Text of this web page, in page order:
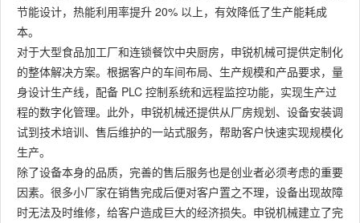
节能设计，热能利用率提升 20% 以上，有效降低了生产能耗成
本。
对于大型食品加工厂和连锁餐饮中央厨房，申锐机械可提供定制化
的整体解决方案。根据客户的车间布局、生产规模和产品要求，量
身设计生产线，配备 PLC 控制系统和远程监控功能，实现生产过
程的数字化管理。此外，申锐机械还提供从厂房规划、设备安装调
试到技术培训、售后维护的一站式服务，帮助客户快速实现规模化
生产。
除了设备本身的品质，完善的售后服务也是创业者必须考虑的重要
因素。很多小厂家在销售完成后便对客户置之不理，设备出现故障
时无法及时维修，给客户造成巨大的经济损失。申锐机械建立了完